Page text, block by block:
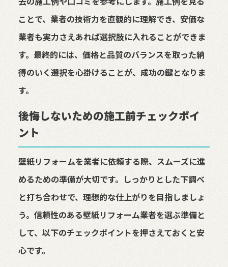
ことで、業者の技術力を直観的に理解でき、安価な
業者も実力さえあれば選択肢に入れることができま
す。最終的には、価格と品質のバランスを取った納
得のいく選択を心掛けることが、成功の鍵となりま
す。
後悔しないための施工前チェックポイ
ント
壁紙リフォームを業者に依頼する際、スムーズに進
めるための準備が大切です。しっかりとした下調べ
と打ち合わせで、理想的な仕上がりを目指しましょ
う。信頼性のある壁紙リフォーム業者を選ぶ準備と
して、以下のチェックポイントを押さえておくと安
心です。